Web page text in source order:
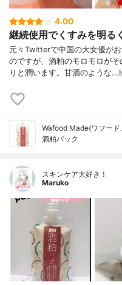
4.00
継続使用でくすみを明るく
元々Twitterで中国の大女優が
のですが、酒粕のモロモロが
りと潤います。甘酒のような…
Wafood Made(ワフード
酒粕パック
スキンケア大好き！
Maruko